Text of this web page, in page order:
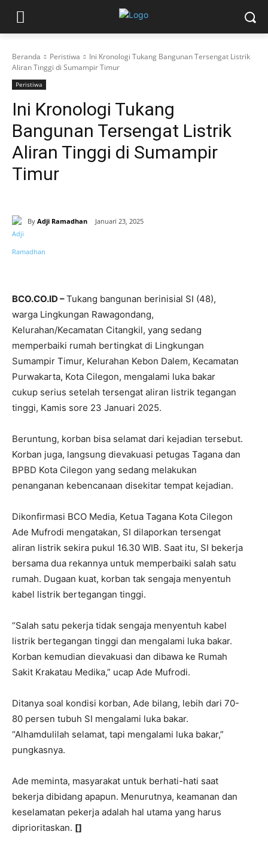
Beranda Peristiwa
Ini Kronologi Tukang Bangunan Tersengat Listrik
Aliran Tinggi di Sumampir Timur
Peristiwa
Ini Kronologi Tukang
Bangunan Tersengat Listrik
Aliran Tinggi di Sumampir
Timur
By Adji Ramadhan Januari 23, 2025
BCO.CO.ID –Tukang bangunan berinisial SI (48),
warga Lingkungan Rawagondang,
Kelurahan/Kecamatan Citangkil, yang sedang
memperbaiki rumah bertingkat di Lingkungan
Sumampir Timur, Kelurahan Kebon Dalem, Kecamatan
Purwakarta, Kota Cilegon, mengalami luka bakar
cukup serius setelah tersengat aliran listrik tegangan
tinggi, Kamis sore 23 Januari 2025.
Beruntung, korban bisa selamat dari kejadian tersebut.
Korban juga, langsung dievakuasi petugas Tagana dan
BPBD Kota Cilegon yang sedang melakukan
penanganan kebencanaan disekitar tempat kejadian.
Dikonfirmasi BCO Media, Ketua Tagana Kota Cilegon
Ade Mufrodi mengatakan, SI dilaporkan tersengat
aliran listrik sekira pukul 16.30 WIB. Saat itu, SI bekerja
bersama dua rekannya untuk memperbaiki salah satu
rumah. Dugaan kuat, korban tak sengaja menyentuh
kabel listrik bertegangan tinggi.
“Salah satu pekerja tidak sengaja menyentuh kabel
listrik bertegangan tinggi dan mengalami luka bakar.
Korban kemudian dievakuasi dan dibawa ke Rumah
Sakit Krakatau Medika,” ucap Ade Mufrodi.
Ditanya soal kondisi korban, Ade bilang, lebih dari 70-
80 persen tubuh SI mengalami luka bakar.
“Alhamdulilah selamat, tapi mengalami luka bakar,”
pungkasnya.
Ade meminta, masyarakat untuk berhati-hati saat
bekerja dibidang apapun. Menurutnya, keamanan dan
keselamatan pekerja adalah hal utama yang harus
diprioritaskan. []